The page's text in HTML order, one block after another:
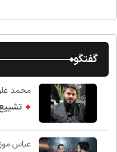
گفتگو
محمد
تشییع
عباس